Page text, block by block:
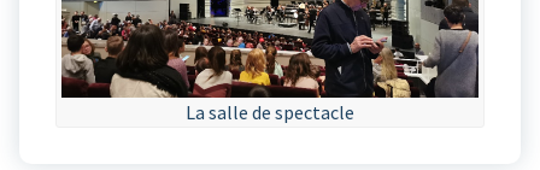
La salle de spectacle